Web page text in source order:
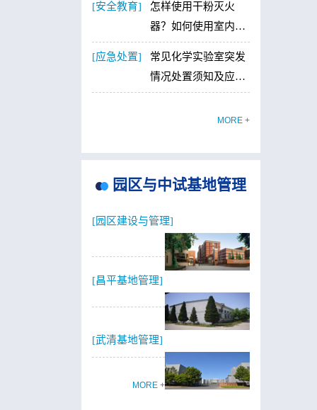
[安全教育]
怎样使用干粉灭火
器？如何使用室内消
防栓？
[应急处置]
常见化学实验室突发
情况处置须知及应急
技能
MORE +
园区与中试基地管理
[园区建设与管理]
[昌平基地管理]
[武清基地管理]
MORE +